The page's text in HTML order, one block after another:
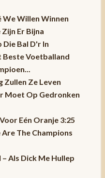
We Willen Winnen
Er Bijna
Die Bal D'r In
Beste Voetballand
Zullen Ze Leven
Moet Op Gedronken
Eén Oranje 3:25
The Champions
Als Dick Me Hullep